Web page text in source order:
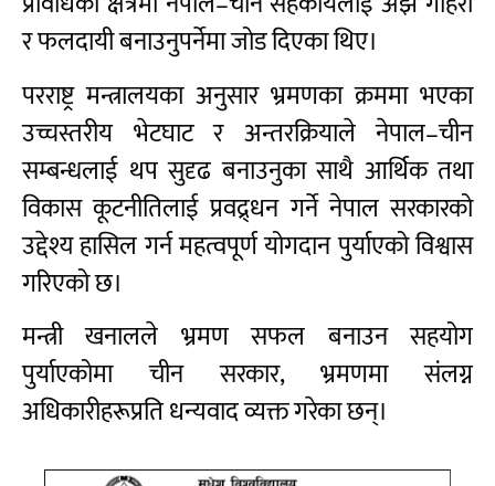
र फलदायी बनाउनुपर्नेमा जोड दिएका थिए।
परराष्ट्र मन्त्रालयका अनुसार भ्रमणका क्रममा भएका
उच्चस्तरीय भेटघाट र अन्तरक्रियाले नेपाल–चीन
सम्बन्धलाई थप सुदृढ बनाउनुका साथै आर्थिक तथा
विकास कूटनीतिलाई प्रवद्र्धन गर्ने नेपाल सरकारको
उद्देश्य हासिल गर्न महत्वपूर्ण योगदान पुर्याएको विश्वास
गरिएको छ।
मन्त्री खनालले भ्रमण सफल बनाउन सहयोग
पुर्याएकोमा चीन सरकार, भ्रमणमा संलग्न
अधिकारीहरूप्रति धन्यवाद व्यक्त गरेका छन्।